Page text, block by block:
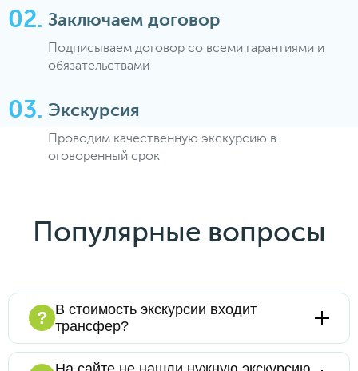
Заключаем договор
Подписываем договор со всеми гарантиями и
обязательствами
Экскурсия
Проводим качественную экскурсию в
оговоренный срок
Популярные вопросы
? В стоимость экскурсии входит
трансфер?
Конечно, мы предлагаем экскурсионные